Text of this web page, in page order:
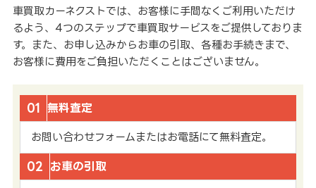
車買取カーネクストでは、お客様に手間なくご利用いただけ
るよう、4つのステップで車買取サービスをご提供しておりま
す。また、お申し込みからお車の引取、各種お手続きまで、
お客様に費用をご負担いただくことはございません。
01 無料査定
お問い合わせフォームまたはお電話にて無料査定。
02 お車の引取